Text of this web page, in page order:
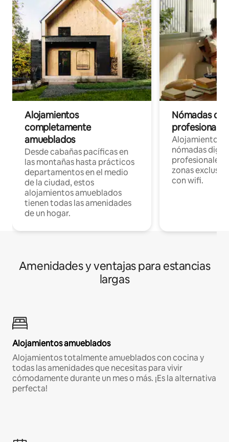
Alojamientos
completamente
amueblados
Desde cabañas pacíficas en
las montañas hasta prácticos
departamentos en el medio
de la ciudad, estos
alojamientos amueblados
tienen todas las amenidades
de un hogar.
Nómadas
Alojamientos
nómadas
profesionales
zonas
con wifi.
Amenidades y ventajas para estancias
largas
Alojamientos amueblados
Alojamientos totalmente amueblados con cocina y
todas las amenidades que necesitas para vivir
cómodamente durante un mes o más. ¡Es la alternativa
perfecta!